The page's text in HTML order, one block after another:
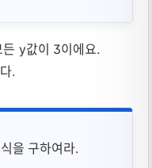
y값이 3이에요.
.
을 구하여라.